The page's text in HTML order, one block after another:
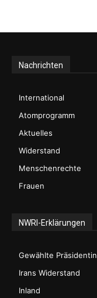
Nachrichten
International
Atomprogramm
Aktuelles
Widerstand
Menschenrechte
Frauen
NWRI-Erklärungen
Gewählte Präsidentin
Irans Widerstand
Inland